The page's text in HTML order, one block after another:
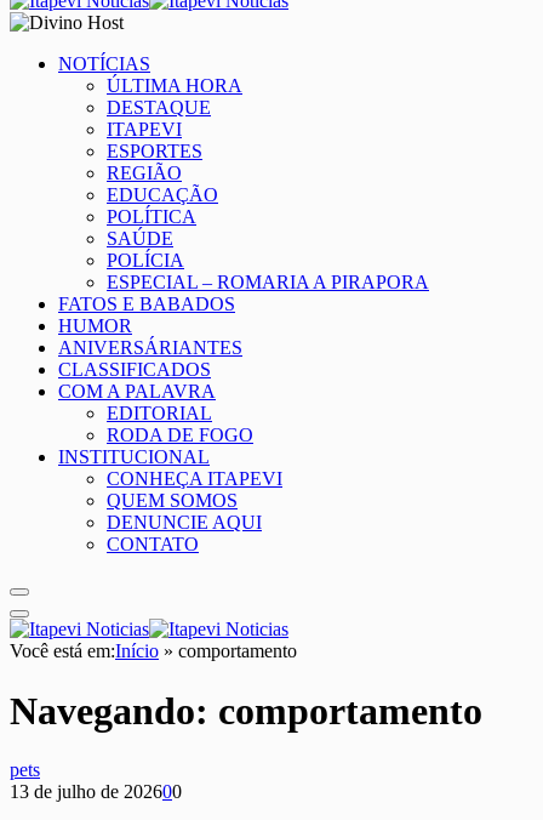
NOTÍCIAS
ÚLTIMA HORA
DESTAQUE
ITAPEVI
ESPORTES
REGIÃO
EDUCAÇÃO
POLÍTICA
SAÚDE
POLÍCIA
ESPECIAL – ROMARIA A PIRAPORA
FATOS E BABADOS
HUMOR
ANIVERSÁRIANTES
CLASSIFICADOS
COM A PALAVRA
EDITORIAL
RODA DE FOGO
INSTITUCIONAL
CONHEÇA ITAPEVI
QUEM SOMOS
DENUNCIE AQUI
CONTATO
Você está em:Início » comportamento
Navegando: comportamento
pets
13 de julho de 202600